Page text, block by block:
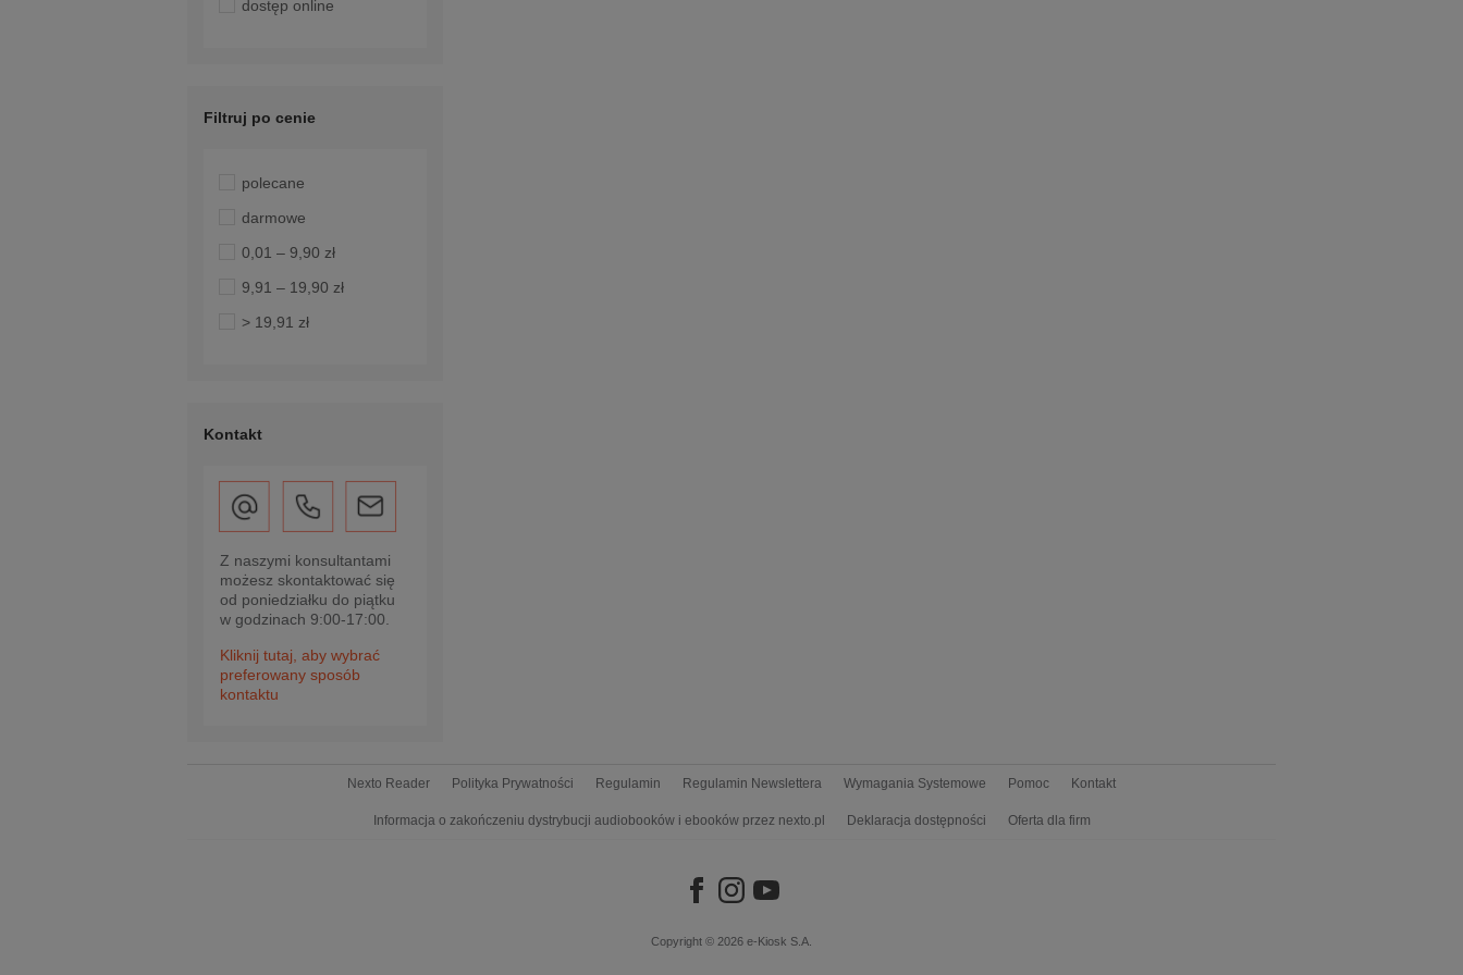
dostęp online
Filtruj po cenie
polecane
darmowe
0,01 – 9,90 zł
9,91 – 19,90 zł
> 19,91 zł
Kontakt
Z naszymi konsultantami
możesz skontaktować się
od poniedziałku do piątku
w godzinach 9:00-17:00.
Kliknij tutaj, aby wybrać
preferowany sposób
kontaktu
Nexto Reader Polityka Prywatności Regulamin Regulamin Newslettera Wymagania Systemowe Pomoc Kontakt
Informacja o zakończeniu dystrybucji audiobooków i ebooków przez nexto.pl Deklaracja dostępności Oferta dla firm
Copyright © 2026 e-Kiosk S.A.